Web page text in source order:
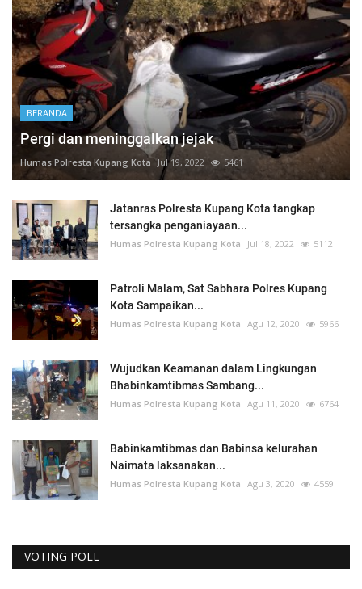
BERANDA
Pergi dan meninggalkan jejak
Humas Polresta Kupang Kota Jul 19, 2022 5461
Jatanras Polresta Kupang Kota tangkap
tersangka penganiayaan...
Humas Polresta Kupang Kota Jul 18, 2022 5112
Patroli Malam, Sat Sabhara Polres Kupang
Kota Sampaikan...
Humas Polresta Kupang Kota Agu 12, 2020 5966
Wujudkan Keamanan dalam Lingkungan
Bhabinkamtibmas Sambang...
Humas Polresta Kupang Kota Agu 11, 2020 6764
Babinkamtibmas dan Babinsa kelurahan
Naimata laksanakan...
Humas Polresta Kupang Kota Agu 3, 2020 4559
VOTING POLL